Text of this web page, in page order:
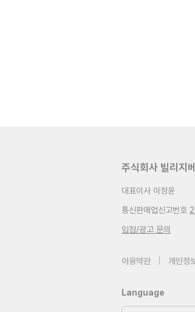
주식회사 빌리지
대표이사 이정윤
통신판매업신고번호
입점/광고 문의
이용약관 개인정
Language